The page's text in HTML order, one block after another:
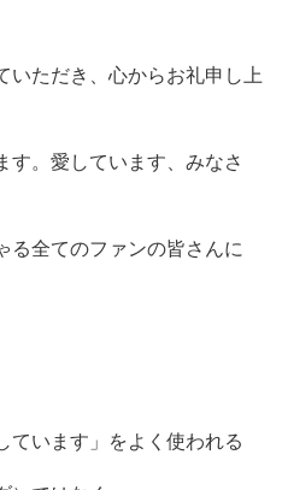
いただき、心からお礼申し上
す。愛しています、みなさ
る全てのファンの皆さんに
ています」をよく使われる